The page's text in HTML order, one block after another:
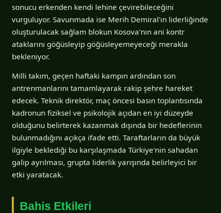
sonucu erkenden kendi lehine çevirebileceğini
vurguluyor. Savunmada ise Merih Demiral'ın liderliğinde
oluşturulacak sağlam blokun Kosova'nın ani kontr
ataklarını göğüsleyip göğüsleyemeyeceği merakla
bekleniyor.
Milli takım, geçen haftaki kampın ardından son
antrenmanlarını tamamlayarak rakip şehre hareket
edecek. Teknik direktör, maç öncesi basın toplantısında
kadronun fiziksel ve psikolojik açıdan en iyi düzeyde
olduğunu belirterek kazanmak dışında bir hedeflerinin
bulunmadığını açıkça ifade etti. Taraftarların da büyük
ilgiyle beklediği bu karşılaşmada Türkiye'nin sahadan
galip ayrılması, grupta liderlik yarışında belirleyici bir
etki yaratacak.
Bahis Etkileri